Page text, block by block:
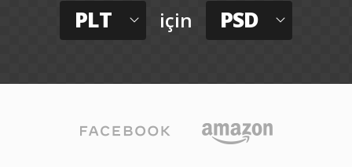
PLT için PSD